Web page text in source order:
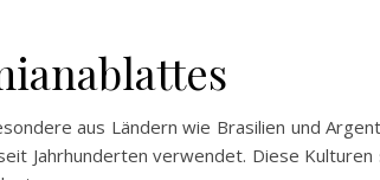
aus Ländern wie Brasilien und
Jahrhunderten verwendet. Diese